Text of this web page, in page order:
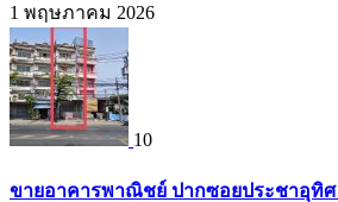
1 พฤษภาคม 2026
10
ขายอาคารพาณิชย์ ปากซอยประชาอุทิศ